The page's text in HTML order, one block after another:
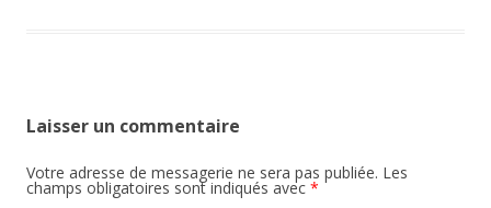
Laisser un commentaire
Votre adresse de messagerie ne sera pas publiée. Les
champs obligatoires sont indiqués avec *